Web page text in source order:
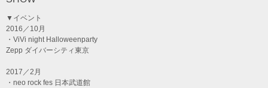
▼イベント
2016／10月
・ViVi night Halloweenparty
Zepp ダイバーシティ東京
2017／2月
・neo rock fes 日本武道館